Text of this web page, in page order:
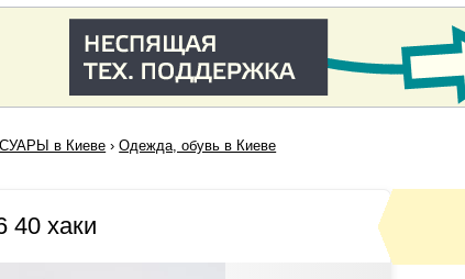
в Киеве ›Одежда, обувь в Киеве
40 хаки